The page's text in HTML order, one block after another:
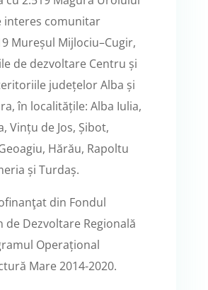
interes comunitar
Mureșul Mijlociu–Cugir,
de dezvoltare Centru și
județelor Alba și
în localitățile: Alba Iulia,
Vințu de Jos, Șibot,
Hărău, Rapoltu
și Turdaș.
din Fondul
de Dezvoltare Regională
Operațional
Mare 2014-2020.